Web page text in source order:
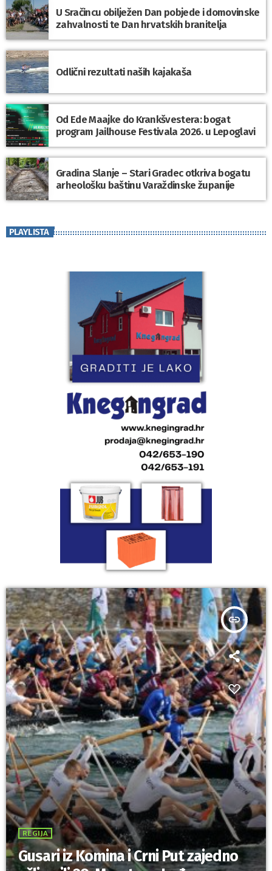
U Sračincu obilježen Dan pobjede i domovinske
zahvalnosti te Dan hrvatskih branitelja
Odlični rezultati naših kajakaša
Od Ede Maajke do Krankšvestera: bogat
program Jailhouse Festivala 2026. u Lepoglavi
Gradina Slanje – Stari Gradec otkriva bogatu
arheološku baštinu Varaždinske županije
PLAYLISTA
insert_link
REGIJA
Gusari iz Komina i Crni Put zajedno